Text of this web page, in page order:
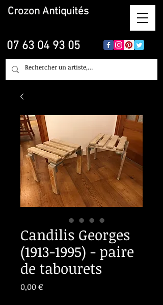
Crozon Antiquités
07 63 04 93 05
Candilis Georges
(1913-1995) - paire
de tabourets
0,00 €Prix